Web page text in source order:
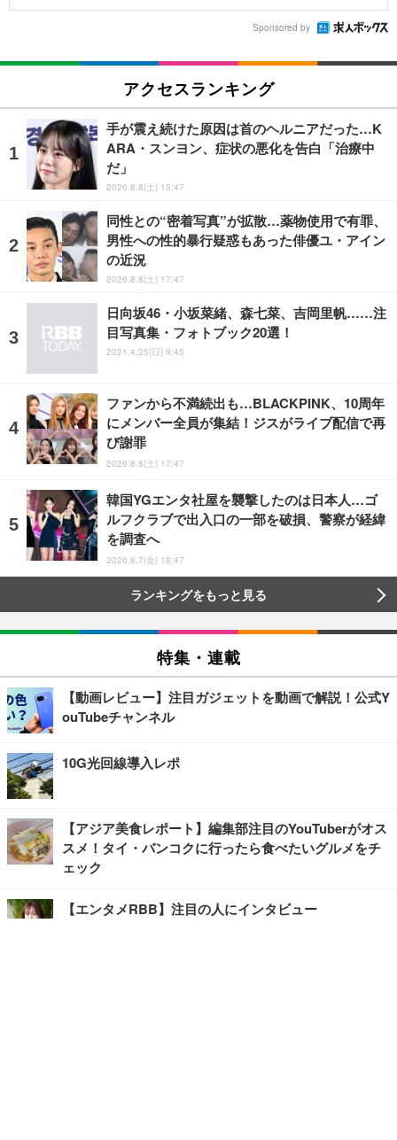
Sponsored by
アクセスランキング
手が震え続けた原因は首のヘルニアだった…K
ARA・スンヨン、症状の悪化を告白「治療中
だ」
2026.8.8(土) 15:47
同性との“密着写真”が拡散…薬物使用で有罪、
男性への性的暴行疑惑もあった俳優ユ・アイン
の近況
2026.8.8(土) 17:47
日向坂46・小坂菜緒、森七菜、吉岡里帆……注
目写真集・フォトブック20選！
2021.4.25(日) 9:45
ファンから不満続出も…BLACKPINK、10周年
にメンバー全員が集結！ジスがライブ配信で再
び謝罪
2026.8.8(土) 17:47
韓国YGエンタ社屋を襲撃したのは日本人…ゴ
ルフクラブで出入口の一部を破損、警察が経緯
を調査へ
2026.8.7(金) 18:47
ランキングをもっと見る
特集・連載
【動画レビュー】注目ガジェットを動画で解説！公式Y
ouTubeチャンネル
10G光回線導入レポ
【アジア美食レポート】編集部注目のYouTuberがオス
スメ！タイ・バンコクに行ったら食べたいグルメをチ
ェック
【エンタメRBB】注目の人にインタビュー